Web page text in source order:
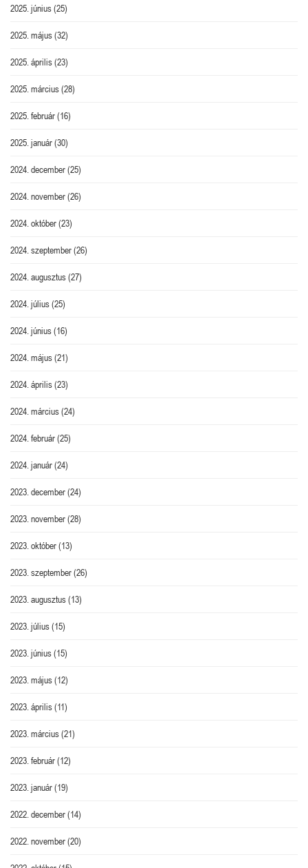
2025. június(25)
2025. május(32)
2025. április(23)
2025. március(28)
2025. február(16)
2025. január(30)
2024. december(25)
2024. november(26)
2024. október(23)
2024. szeptember(26)
2024. augusztus(27)
2024. július(25)
2024. június(16)
2024. május(21)
2024. április(23)
2024. március(24)
2024. február(25)
2024. január(24)
2023. december(24)
2023. november(28)
2023. október(13)
2023. szeptember(26)
2023. augusztus(13)
2023. július(15)
2023. június(15)
2023. május(12)
2023. április(11)
2023. március(21)
2023. február(12)
2023. január(19)
2022. december(14)
2022. november(20)